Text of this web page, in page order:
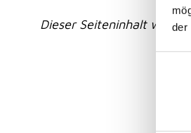
der
Dieser Seiteninhalt